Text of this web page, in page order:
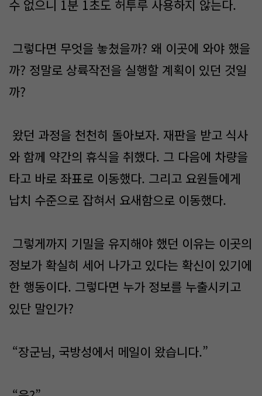
수 없으니 1분 1초도 허투루 사용하지 않는다.
그렇다면 무엇을 놓쳤을까? 왜 이곳에 와야 했을
까? 정말로 상륙작전을 실행할 계획이 있던 것일
까?
왔던 과정을 천천히 돌아보자. 재판을 받고 식사
와 함께 약간의 휴식을 취했다. 그 다음에 차량을
타고 바로 좌표로 이동했다. 그리고 요원들에게
납치 수준으로 잡혀서 요새함으로 이동했다.
그렇게까지 기밀을 유지해야 했던 이유는 이곳의
정보가 확실히 세어 나가고 있다는 확신이 있기에
한 행동이다. 그렇다면 누가 정보를 누출시키고
있단 말인가?
“장군님, 국방성에서 메일이 왔습니다.”